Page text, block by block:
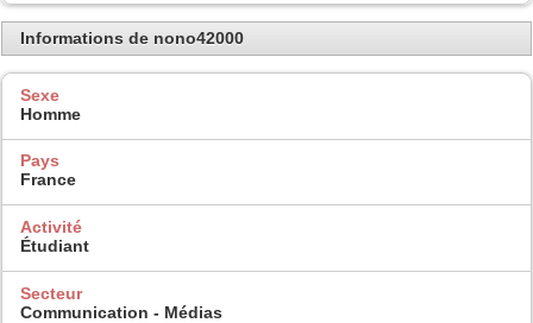
Informations de nono42000
Sexe
Homme
Pays
France
Activité
Étudiant
Secteur
Communication - Médias